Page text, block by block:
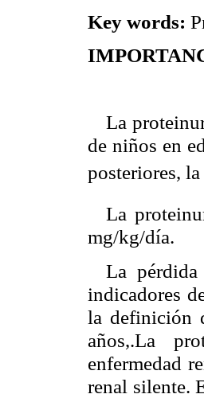
Key words:
La
de niños en
posteriores,
La
mg/kg/día.
La
indicadores
la definición
años,.La
enfermedad
renal silente.